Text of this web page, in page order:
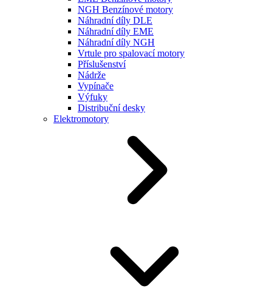
NGH Benzínové motory
Náhradní díly DLE
Náhradní díly EME
Náhradní díly NGH
Vrtule pro spalovací motory
Příslušenství
Nádrže
Vypínače
Výfuky
Distribuční desky
Elektromotory